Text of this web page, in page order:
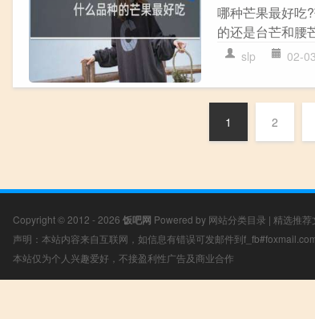
哪种芒果最好吃
的还是台芒和腰
slp 02-03
1 2
Copyright © 2012 - 2026 饭吧网 Powered by 网站分类目录 | 精选推荐
声明：本站内容来自互联网，如信息有错误可发邮件到
本站仅为个人兴趣爱好，不接盈利性广告及商业合作